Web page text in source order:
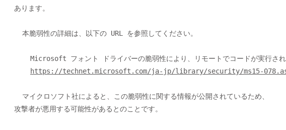
あります。
https://technet.microsoft.com/ja-jp/library/security/ms15-
攻撃者が悪用する可能性があるとのことです。